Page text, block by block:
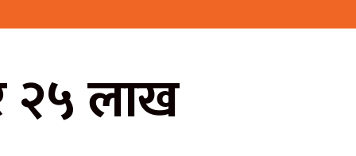
२५ लाख